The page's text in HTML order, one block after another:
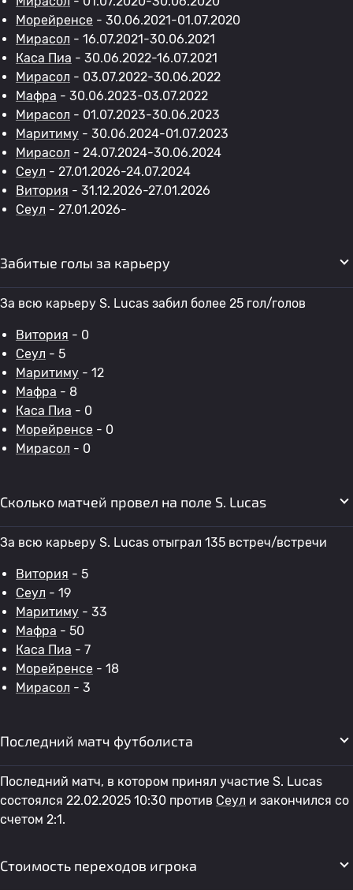
Морейренсе - 30.06.2021-01.07.2020
Мирасол - 16.07.2021-30.06.2021
Каса Пиа - 30.06.2022-16.07.2021
Мирасол - 03.07.2022-30.06.2022
Мафра - 30.06.2023-03.07.2022
Мирасол - 01.07.2023-30.06.2023
Маритиму - 30.06.2024-01.07.2023
Мирасол - 24.07.2024-30.06.2024
Сеул - 27.01.2026-24.07.2024
Витория - 31.12.2026-27.01.2026
Сеул - 27.01.2026-
Забитые голы за карьеру
За всю карьеру S. Lucas забил более 25 гол/голов
Витория - 0
Сеул - 5
Маритиму - 12
Мафра - 8
Каса Пиа - 0
Морейренсе - 0
Мирасол - 0
Сколько матчей провел на поле S. Lucas
За всю карьеру S. Lucas отыграл 135 встреч/встречи
Витория - 5
Сеул - 19
Маритиму - 33
Мафра - 50
Каса Пиа - 7
Морейренсе - 18
Мирасол - 3
Последний матч футболиста
Последний матч, в котором принял участие S. Lucas
состоялся 22.02.2025 10:30 против Сеул и закончился со
счетом 2:1.
Стоимость переходов игрока